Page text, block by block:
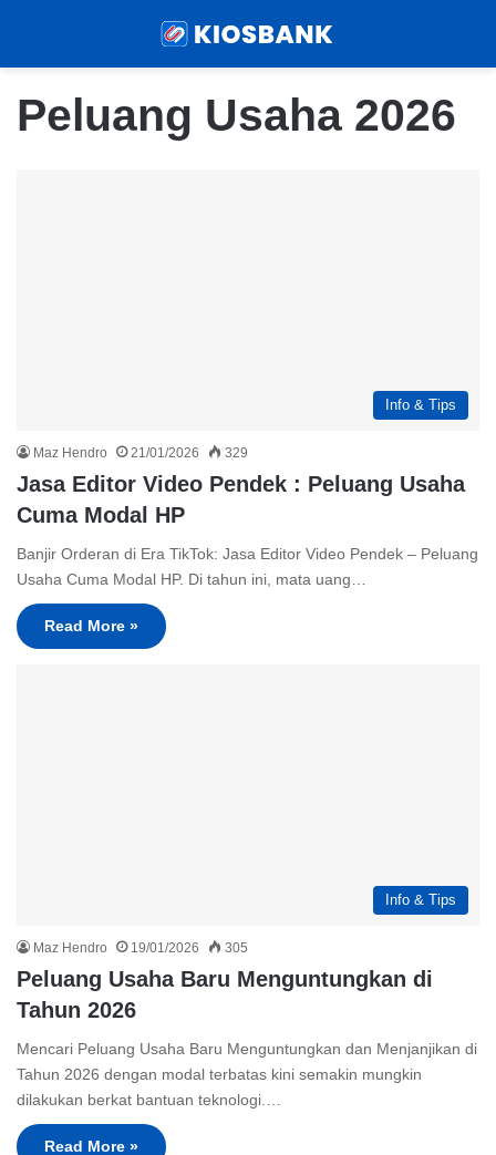
Peluang Usaha 2026
Info & Tips
Maz Hendro 21/01/2026 329
Jasa Editor Video Pendek : Peluang Usaha
Cuma Modal HP
Banjir Orderan di Era TikTok: Jasa Editor Video Pendek – Peluang
Usaha Cuma Modal HP. Di tahun ini, mata uang…
Read More »
Info & Tips
Maz Hendro 19/01/2026 305
Peluang Usaha Baru Menguntungkan di
Tahun 2026
Mencari Peluang Usaha Baru Menguntungkan dan Menjanjikan di
Tahun 2026 dengan modal terbatas kini semakin mungkin
dilakukan berkat bantuan teknologi.…
Read More »